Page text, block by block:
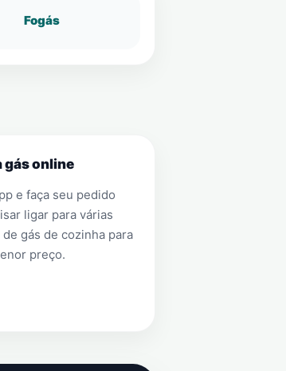
Fogás
gás online
e faça seu pedido
ligar para várias
gás de cozinha para
preço.